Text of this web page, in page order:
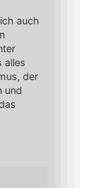
auch
alles
der
und